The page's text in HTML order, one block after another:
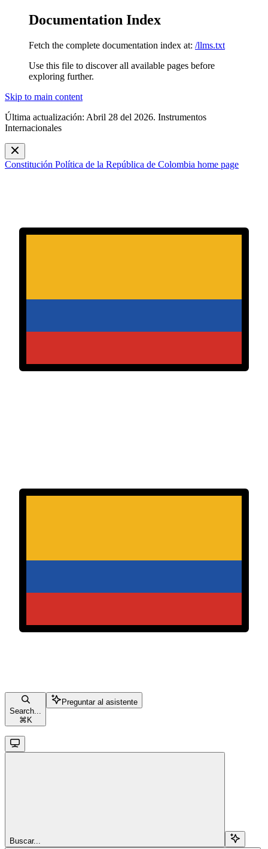
Documentation Index
Fetch the complete documentation index at: /llms.txt
Use this file to discover all available pages before
exploring further.
Skip to main content
Última actualización: Abril 28 del 2026. Instrumentos
Internacionales
Constitución Política de la República de Colombia home page
Search...
⌘ K
Preguntar al asistente
Buscar...